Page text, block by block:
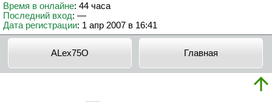
Время в онлайне: 44 часа
Последний вход: —
Дата регистрации: 1 апр 2007 в 16:41
ALex75O Главная